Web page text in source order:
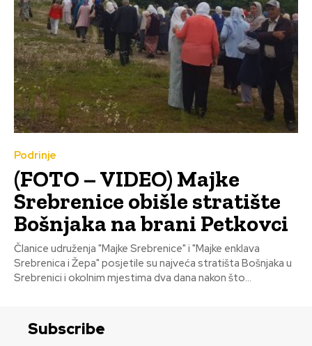
Podrinje
(FOTO – VIDEO) Majke
Srebrenice obišle stratište
Bošnjaka na brani Petkovci
Članice udruženja "Majke Srebrenice" i "Majke enklava
Srebrenica i Žepa" posjetile su najveća stratišta Bošnjaka u
Srebrenici i okolnim mjestima dva dana nakon što...
Subscribe